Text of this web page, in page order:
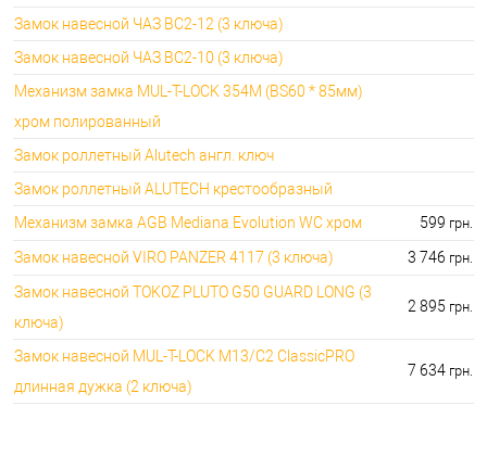
Замок навесной ЧАЗ ВС2-12 (3 ключа)
Замок навесной ЧАЗ ВС2-10 (3 ключа)
Механизм замка MUL-T-LOCK 354M (BS60 * 85мм)
хром полированный
Замок роллетный Alutech англ. ключ
Замок роллетный ALUTECH крестообразный
Механизм замка AGB Mediana Evolution WC хром
599 грн.
Замок навесной VIRO PANZER 4117 (3 ключа) 3 746 грн.
Замок навесной TOKOZ PLUTO G50 GUARD LONG (3
ключа)
2 895 грн.
Замок навесной MUL-T-LOCK M13/C2 ClassicPRO
длинная дужка (2 ключа)
7 634 грн.